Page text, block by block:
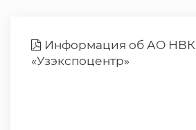
Информация об АО НВК
«Узэкспоцентр»